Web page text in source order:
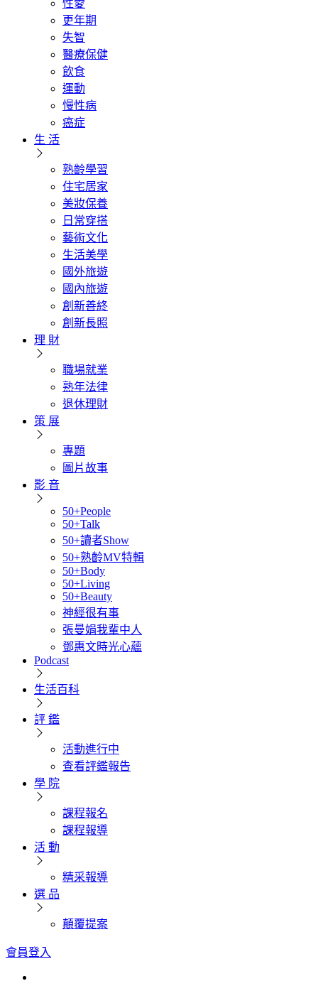
性愛
更年期
失智
醫療保健
飲食
運動
慢性病
癌症
生 活
熟齡學習
住宅居家
美妝保養
日常穿搭
藝術文化
生活美學
國外旅遊
國內旅遊
創新善終
創新長照
理 財
職場就業
熟年法律
退休理財
策 展
專題
圖片故事
影 音
50+People
50+Talk
50+讀者Show
50+熟齡MV特輯
50+Body
50+Living
50+Beauty
神經很有事
張曼娟我輩中人
鄧惠文時光心蘊
Podcast
生活百科
評 鑑
活動進行中
查看評鑑報告
學 院
課程報名
課程報導
活 動
精采報導
選 品
顛覆提案
會員登入